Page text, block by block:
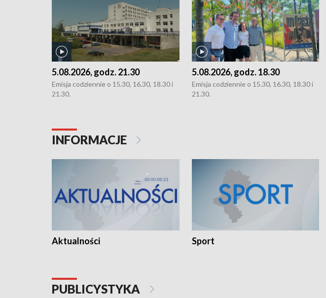
5.08.2026, godz. 21.30
Emisja codziennie o 15.30, 16.30, 18.30 i
21.30.
5.08.2026, godz. 18.30
Emisja codziennie o 15.30, 16.30, 18.30 i
21.30.
INFORMACJE
Aktualności Sport
PUBLICYSTYKA